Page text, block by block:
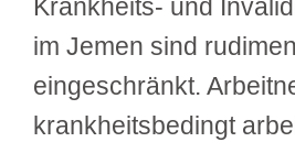
Krankheits- und
im Jemen sind
eingeschränkt.
krankheitsbedingt